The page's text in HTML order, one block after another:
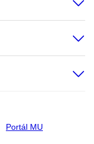
Portál MU